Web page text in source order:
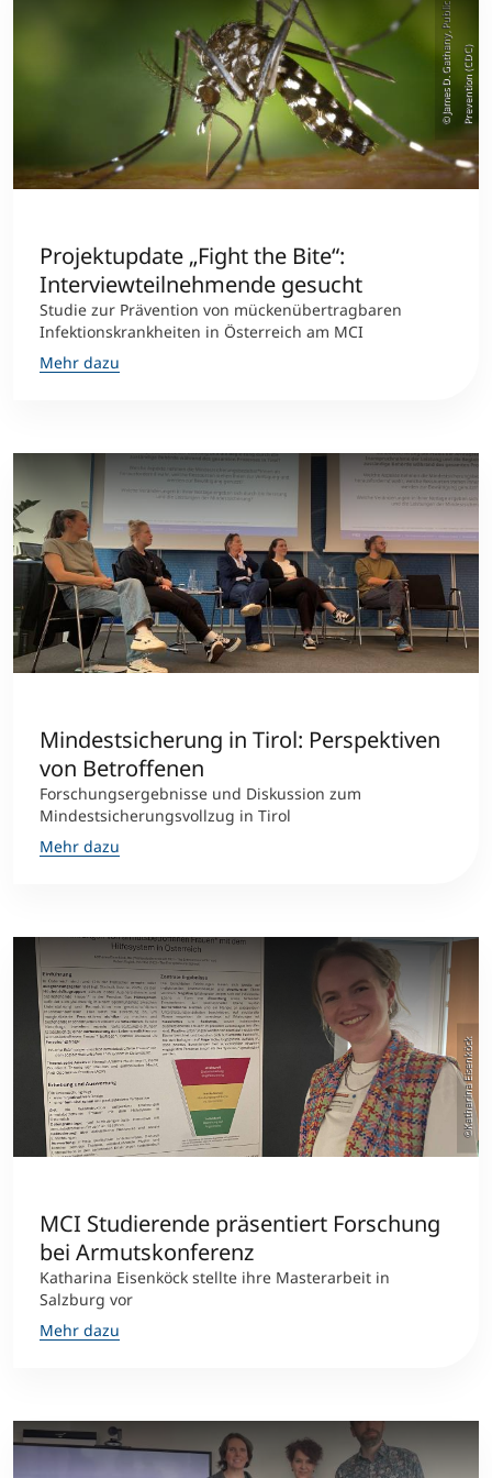
a
)
Projektupdate „Fight the Bite“:
Interviewteilnehmende gesucht
Studie zur Prävention von mückenübertragbaren
Infektionskrankheiten in Österreich am MCI
Mehr dazu
Mindestsicherung in Tirol: Perspektiven
von Betroffenen
Forschungsergebnisse und Diskussion zum
Mindestsicherungsvollzug in Tirol
Mehr dazu
©Katharina Eisenköck
MCI Studierende präsentiert Forschung
bei Armutskonferenz
Katharina Eisenköck stellte ihre Masterarbeit in
Salzburg vor
Mehr dazu